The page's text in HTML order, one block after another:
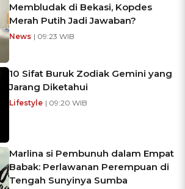
Membludak di Bekasi, Kopdes
Merah Putih Jadi Jawaban?
News | 09:23 WIB
10 Sifat Buruk Zodiak Gemini yang
Jarang Diketahui
Lifestyle | 09:20 WIB
Marlina si Pembunuh dalam Empat
Babak: Perlawanan Perempuan di
Tengah Sunyinya Sumba